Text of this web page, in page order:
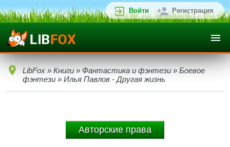
Войти Регистрация
LibFox » Книги » Фантастика и фэнтези » Боевое
фэнтези » Илья Павлов - Другая жизнь
Авторские права